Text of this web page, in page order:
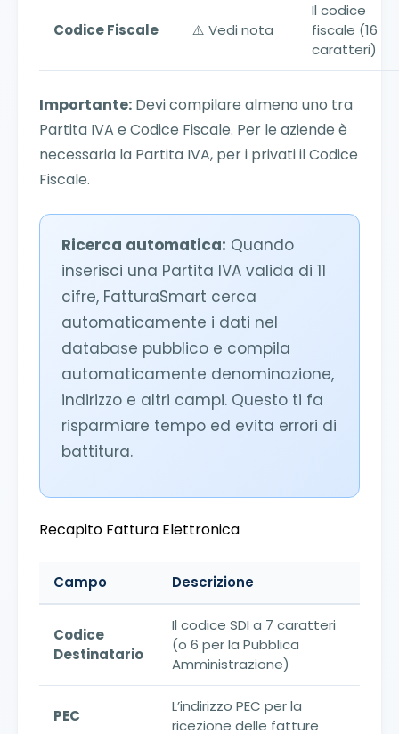
Codice Fiscale ⚠️ Vedi nota
Il codice
fiscale (16
caratteri)
Importante: Devi compilare almeno uno tra
Partita IVA e Codice Fiscale. Per le aziende è
necessaria la Partita IVA, per i privati il Codice
Fiscale.
Ricerca automatica: Quando
inserisci una Partita IVA valida di 11
cifre, FatturaSmart cerca
automaticamente i dati nel
database pubblico e compila
automaticamente denominazione,
indirizzo e altri campi. Questo ti fa
risparmiare tempo ed evita errori di
battitura.
Recapito Fattura Elettronica
Campo Descrizione
Codice
Destinatario
Il codice SDI a 7 caratteri
(o 6 per la Pubblica
Amministrazione)
PEC
L’indirizzo PEC per la
ricezione delle fatture